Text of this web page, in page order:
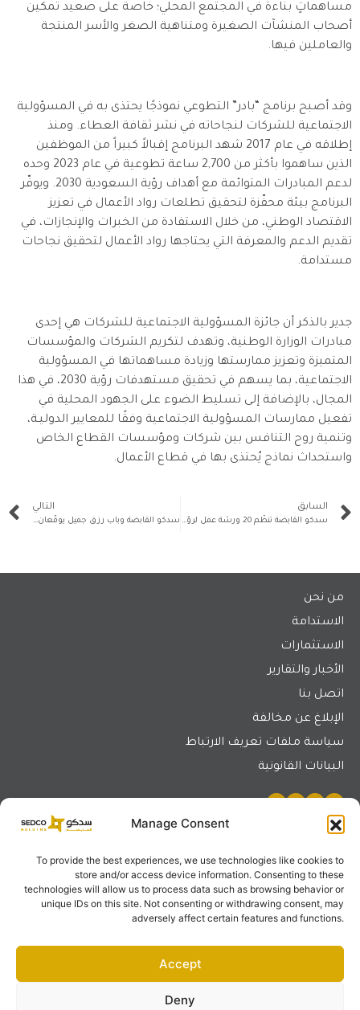
Manage Consent
To provide the best experiences, we use technologies like cookies to
store and/or access device information. Consenting to these
technologies will allow us to process data such as browsing behavior or
unique IDs on this site. Not consenting or withdrawing consent, may
adversely affect certain features and functions.
Accept
Deny
مساهماتٍ بنّاءة في المجتمع المحلي؛ خاصة على صعيد تمكين
أصحاب المنشآت الصغيرة ومتناهية الصغر والأسر المنتجة
والعاملين فيها.
وقد أصبح برنامج “بادر” التطوعي نموذجًا يحتذى به في المسؤولية
الاجتماعية للشركات لنجاحاته في نشر ثقافة العطاء. ومنذ
إطلاقه في عام 2017 شهد البرنامج إقبالاً كبيراً من الموظفين
الذين ساهموا بأكثر من 2,700 ساعة تطوعية في عام 2023 وحده
لدعم المبادرات المتوائمة مع أهداف رؤية السعودية 2030. ويوفّر
البرنامج بيئة محفّزة لتحقيق تطلعات رواد الأعمال في تعزيز
الاقتصاد الوطني، من خلال الاستفادة من الخبرات والإنجازات، في
تقديم الدعم والمعرفة التي يحتاجها رواد الأعمال لتحقيق نجاحات
مستدامة.
جدير بالذكر أن جائزة المسؤولية الاجتماعية للشركات هي إحدى
مبادرات الوزارة الوطنية، وتهدف لتكريم الشركات والمؤسسات
المتميزة وتعزيز ممارستها وزيادة مساهماتها في المسؤولية
الاجتماعية، بما يسهم في تحقيق مستهدفات رؤية 2030، في هذا
المجال، بالإضافة إلى تسليط الضوء على الجهود المحلية في
تفعيل ممارسات المسؤولية الاجتماعية وفقًا للمعايير الدوليـة،
وتنمية روح التنافس بين شركات ومؤسسات القطاع الخاص
واستحداث نماذج يُحتذى بها في قطاع الأعمال.
السابق
سدكو القابضة تنظّم 20 ورشة عمل لروّاد الأعمال ضمن برنامج روّاد سدكو
التالي
سدكو القابضة وباب رزق جميل يوقّعان اتفاقية تعاون لصالح ريادة الأعمال
من نحن
الاستدامة
الاستثمارات
الأخبار والتقارير
اتصل بنا
الإبلاغ عن مخالفة
سياسة ملفات تعريف الارتباط
البيانات القانونية
المقر الرئيسي - جدة
البرج الجنوبي لمركز الرد سي مول – حي الشاطئ، طريق الملك
عبد العزيز (طريق الملك)، جدة 21491، المملكة العربية
هاتف:
مكتب الرياض
مبنى رقم 704، برج المقرنص، مركز الملك عبدالله المالي